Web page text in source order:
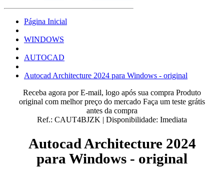
Página Inicial
‎WINDOWS‎
AUTOCAD
Autocad Architecture 2024 para Windows - original
Receba agora por E-mail, logo após sua compra Produto
original com melhor preço do mercado Faça um teste grátis
antes da compra
Ref.: CAUT4BJZK | Disponibilidade: Imediata
Autocad Architecture 2024
para Windows - original